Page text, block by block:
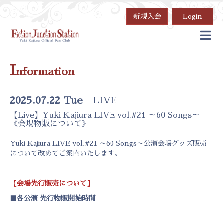
新規入会 Login
Information
2025.07.22 Tue LIVE
【Live】Yuki Kajiura LIVE vol.#21 ～60 Songs～
《会場物販について》
Yuki Kajiura LIVE vol.#21 ～60 Songs～公演会場グッズ販売
について改めてご案内いたします。
【会場先行販売について】
■各公演 先行物販開始時間